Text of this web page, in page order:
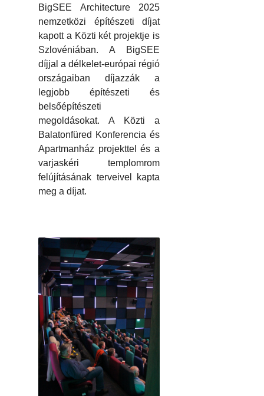
BigSEE Architecture 2025
nemzetközi építészeti díjat
kapott a Közti két projektje is
Szlovéniában. A BigSEE
díjjal a délkelet-európai régió
országaiban díjazzák a
legjobb építészeti és
belsőépítészeti
megoldásokat. A Közti a
Balatonfüred Konferencia és
Apartmanház projekttel és a
varjaskéri templomrom
felújításának terveivel kapta
meg a díjat.